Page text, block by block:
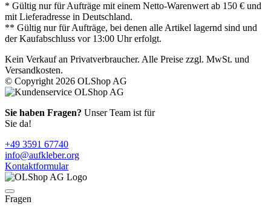
* Gültig nur für Aufträge mit einem Netto-Warenwert ab 150 € und
mit Lieferadresse in Deutschland.
** Gültig nur für Aufträge, bei denen alle Artikel lagernd sind und
der Kaufabschluss vor 13:00 Uhr erfolgt.
Kein Verkauf an Privatverbraucher. Alle Preise zzgl. MwSt. und
Versandkosten.
© Copyright 2026 OLShop AG
Sie haben Fragen? Unser Team ist für
Sie da!
+49 3591 67740
info@aufkleber.org
Kontaktformular
Fragen